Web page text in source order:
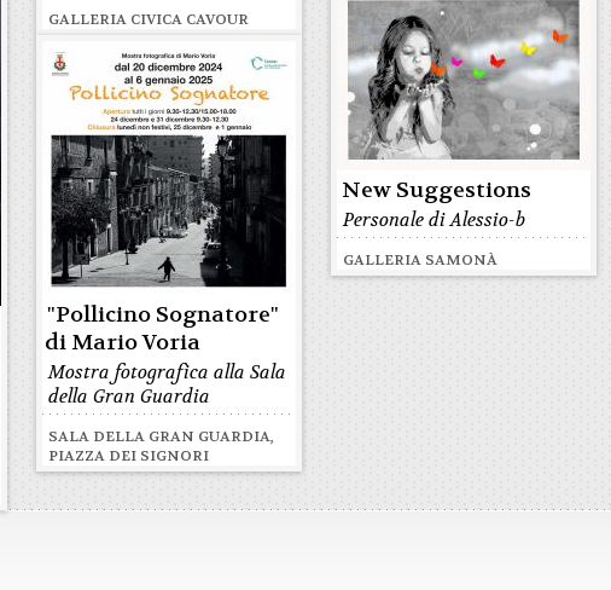
GALLERIA CIVICA CAVOUR
New Suggestions
Personale di Alessio-b
GALLERIA SAMONÀ
"Pollicino Sognatore"
di Mario Voria
Mostra fotografica alla Sala
della Gran Guardia
SALA DELLA GRAN GUARDIA,
PIAZZA DEI SIGNORI